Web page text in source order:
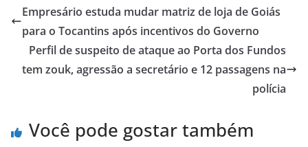
Empresário estuda mudar matriz de loja de Goiás
para o Tocantins após incentivos do Governo
Perfil de suspeito de ataque ao Porta dos Fundos
tem zouk, agressão a secretário e 12 passagens na
polícia
Você pode gostar também